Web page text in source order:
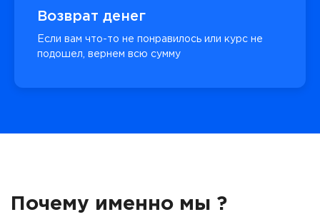
Возврат денег
Если вам что-то не понравилось или курс не
подошел, вернем всю сумму
Почему именно мы ?